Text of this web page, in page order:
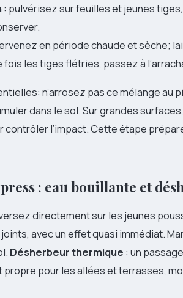
: pulvérisez sur feuilles et jeunes
en période chaude et sèche;
fois les tiges flétries, passez à
n’arrosez pas ce mélange au
dans le sol. Sur grandes
contrôler l’impact. Cette étape
: eau bouillante et
directement sur les jeunes
avec un effet quasi immédiat.
Désherbeur thermique : un
propre pour les allées et terrasses,